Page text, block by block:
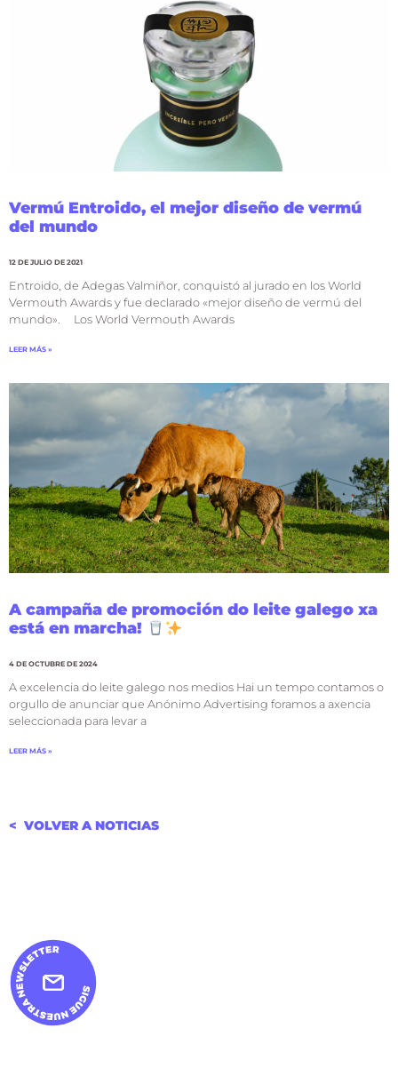
Vermú Entroido, el mejor diseño de vermú
del mundo
12 DE JULIO DE 2021
Entroido, de Adegas Valmiñor, conquistó al jurado en los World
Vermouth Awards y fue declarado «mejor diseño de vermú del
mundo». Los World Vermouth Awards
LEER MÁS »
A campaña de promoción do leite galego xa
está en marcha!
4 DE OCTUBRE DE 2024
A excelencia do leite galego nos medios Hai un tempo contamos o
orgullo de anunciar que Anónimo Advertising foramos a axencia
seleccionada para levar a
LEER MÁS »
< VOLVER A NOTICIAS